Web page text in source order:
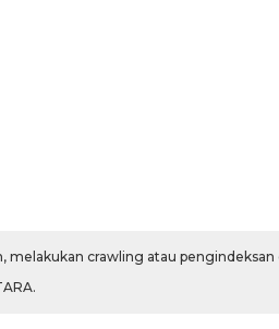
melakukan crawling atau